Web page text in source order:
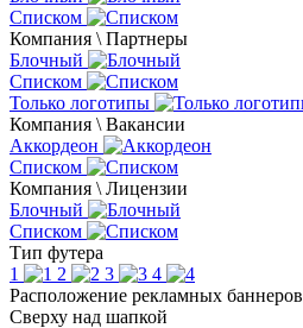
Списком
Компания \ Партнеры
Блочный
Списком
Только логотипы
Компания \ Вакансии
Аккордеон
Списком
Компания \ Лицензии
Блочный
Списком
Тип футера
1
2 3
4
Расположение рекламных баннеров
Сверху над шапкой